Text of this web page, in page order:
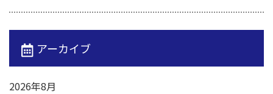
アーカイブ
2026年8月